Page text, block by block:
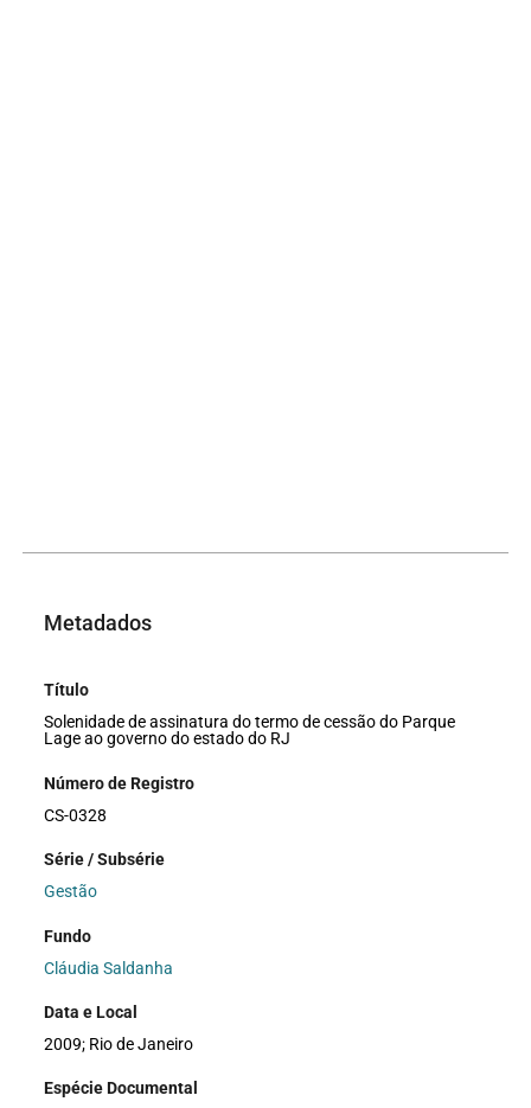
Metadados
Título
Solenidade de assinatura do termo de cessão do Parque
Lage ao governo do estado do RJ
Número de Registro
CS-0328
Série / Subsérie
Gestão
Fundo
Cláudia Saldanha
Data e Local
2009; Rio de Janeiro
Espécie Documental